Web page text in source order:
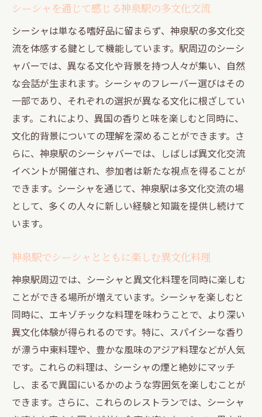
シーシャを通じて感じる神泉駅の多文化交流
シーシャは単なる嗜好品に留まらず、神泉駅の多文化交
流を体感する鍵として機能しています。駅周辺のシーシ
ャバーでは、異なる文化や背景を持つ人々が集い、自然
な会話が生まれます。シーシャのフレーバー選びはその
一部であり、それぞれの選択が異なる文化に根ざしてい
ます。これにより、異国の香りと味を楽しむと同時に、
文化的背景についての理解を深めることができます。さ
らに、神泉駅のシーシャバーでは、しばしば異文化交流
イベントが開催され、参加者は新たな視点を得ることが
できます。シーシャを通じて、神泉駅は多文化交流の場
として、多くの人々に新しい経験と知識を提供し続けて
います。
神泉駅でシーシャとともに楽しむ異文化料理
神泉駅周辺では、シーシャと異文化料理を同時に楽しむ
ことができる場所が増えています。シーシャを楽しむと
同時に、エキゾチックな料理を味わうことで、より深い
異文化体験が得られるのです。特に、スパイシーな香り
が漂う中東料理や、豊かな風味のアジア料理などが人気
です。これらの料理は、シーシャの煙と絶妙にマッチ
し、まるで異国にいるかのような雰囲気を楽しむことが
できます。さらに、これらのレストランでは、シーシャ